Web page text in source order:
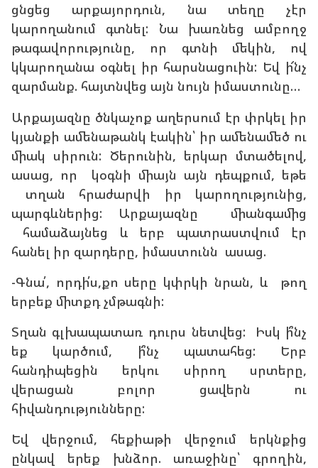
ցնցեց արքայորդուն, նա տեղը չէր
կարողանում գտնել: Նա խառնեց ամբողջ
թագավորությունը, որ գտնի մեկին, ով
կկարողանա օգնել իր հարսնացուին: Եվ ի՜նչ
զարմանք. հայտնվեց այն նույն իմաստունը…
Արքայազնը ծնկաչոք աղերսում էր փրկել իր
կյանքի ամենաթանկ էակին՝ իր ամենամեծ ու
միակ սիրուն: Ծերունին, երկար մտածելով,
ասաց, որ կօգնի միայն այն դեպքում, եթե
տղան հրաժարվի իր կարողությունից,
պարգևներից: Արքայազնը միանգամից
համաձայնեց և երբ պատրաստվում էր
հանել իր զարդերը, իմաստունն ասաց.
-Գնա՛, որդի՛ս,քո սերը կփրկի նրան, և թող
երբեք միտքդ չմթագնի:
Տղան գլխապատառ դուրս նետվեց: Իսկ ի՞նչ
եք կարծում, ի՞նչ պատահեց: Երբ
հանդիպեցին երկու սիրող սրտերը,
վերացան բոլոր ցավերն ու
հիվանդությունները:
Եվ վերջում, հեքիաթի վերջում երկնքից
ընկավ երեք խնձոր. առաջինը՝ գրողին,